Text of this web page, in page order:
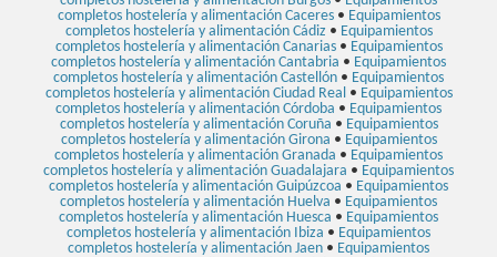
completos hostelería y alimentación Caceres• Equipamientos
completos hostelería y alimentación Cádiz • Equipamientos
completos hostelería y alimentación Canarias• Equipamientos
completos hostelería y alimentación Cantabria • Equipamientos
completos hostelería y alimentación Castellón • Equipamientos
completos hostelería y alimentación Ciudad Real • Equipamientos
completos hostelería y alimentación Córdoba • Equipamientos
completos hostelería y alimentación Coruña • Equipamientos
completos hostelería y alimentación Girona • Equipamientos
completos hostelería y alimentación Granada • Equipamientos
completos hostelería y alimentación Guadalajara • Equipamientos
completos hostelería y alimentación Guipúzcoa • Equipamientos
completos hostelería y alimentación Huelva • Equipamientos
completos hostelería y alimentación Huesca • Equipamientos
completos hostelería y alimentación Ibiza • Equipamientos
completos hostelería y alimentación Jaen • Equipamientos